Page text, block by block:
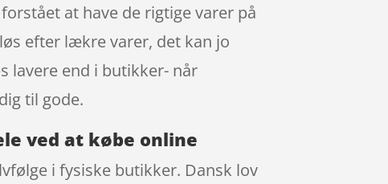
at have de rigtige varer på
efter lækre varer, det kan jo
lavere end i butikker- når
til gode.
ved at købe online
i fysiske butikker. Dansk lov